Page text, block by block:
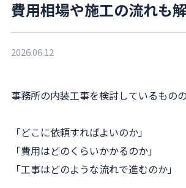
費用相場や施工の流れも
2026.06.12
事務所の内装工事を検討しているものの
「どこに依頼すればよいのか」
「費用はどのくらいかかるのか」
「工事はどのような流れで進むのか」